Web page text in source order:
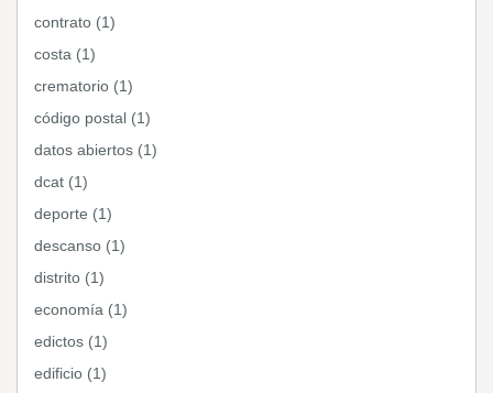
contrato (1)
costa (1)
crematorio (1)
código postal (1)
datos abiertos (1)
dcat (1)
deporte (1)
descanso (1)
distrito (1)
economía (1)
edictos (1)
edificio (1)